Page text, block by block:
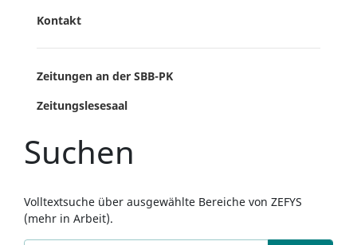
Kontakt
Zeitungen an der SBB-PK
Zeitungslesesaal
Suchen
Volltextsuche über ausgewählte Bereiche von ZEFYS
(mehr in Arbeit).